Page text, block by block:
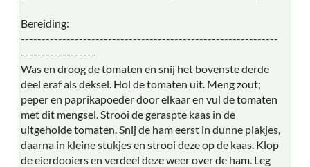
Bereiding:
--------------------------------------------------------------
------------------
Was en droog de tomaten en snij het bovenste derde
deel eraf als deksel. Hol de tomaten uit. Meng zout;
peper en paprikapoeder door elkaar en vul de tomaten
met dit mengsel. Strooi de geraspte kaas in de
uitgeholde tomaten. Snij de ham eerst in dunne plakjes,
daarna in kleine stukjes en strooi deze op de kaas. Klop
de eierdooiers en verdeel deze weer over de ham. Leg